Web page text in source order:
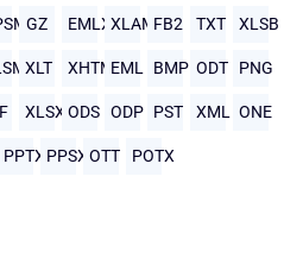
GZ EMLXXLAMFB2 TXT XLSB
XLT XHTMLEML BMP ODT PNG
XLSX ODS ODP PST XML ONE
PPTX PPSX OTT POTX